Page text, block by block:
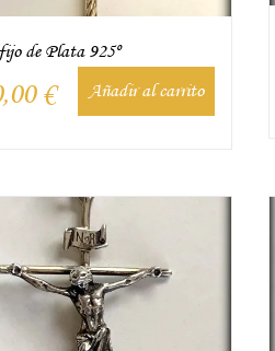
de Plata 925º
€ Añadir al carrito